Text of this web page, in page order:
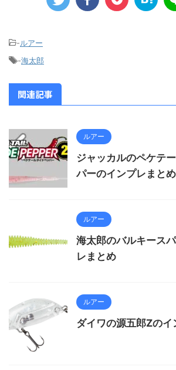
-ルアー
-海太郎
関連記事
ルアー
ジャッカルのペケテ
パーのインプレまとめ
ルアー
海太郎のバルキース
レまとめ
ルアー
ダイワの源五郎Zのイ